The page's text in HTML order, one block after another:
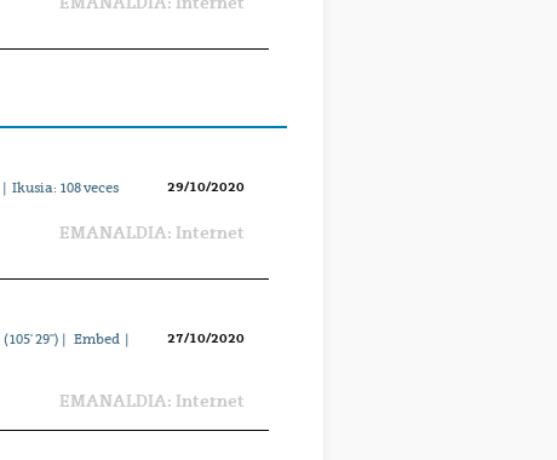
29/10/2020
| Ikusia: 108veces
EMANALDIA: Internet
27/10/2020
(105' 29'') | Embed |
EMANALDIA: Internet